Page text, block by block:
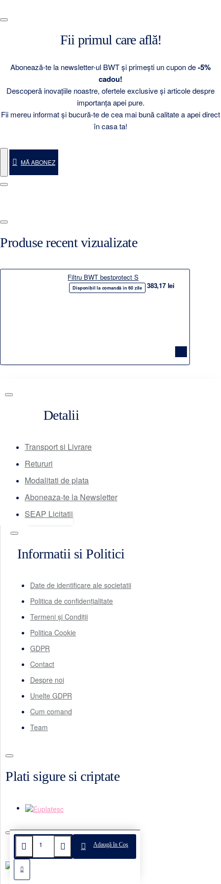
Adaugă în Coş
Fii primul care află!
Abonează-te la newsletter-ul BWT și primești un cupon de-5%
cadou!
Descoperă inovațiile noastre, ofertele exclusive și articole despre
importanța apei pure.
Fii mereu informat și bucură-te de cea mai bună calitate a apei direct
în casa ta!
MĂ ABONEZ
Produse recent vizualizate
Filtru BWT bestprotect S
Disponibil la comandă în 60 zile 383,17 lei
Detalii
Transport si Livrare
Retururi
Modalitati de plata
Aboneaza-te la Newsletter
SEAP Licitatii
Informatii si Politici
Date de identificare ale societatii
Politica de confidențialitate
Termeni și Condiții
Politica Cookie
GDPR
Contact
Despre noi
Unelte GDPR
Cum comand
Team
Plati sigure si criptate
Castigator Gpec 2023